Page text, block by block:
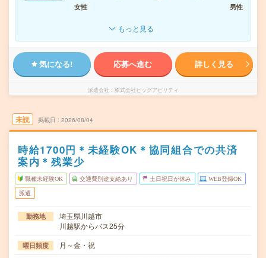
女性
男性
もっと見る
気になる! 応募へ進む 詳しく見る
派遣会社 株式会社ビッグアビリティ
未読 掲載日 2026/08/04
時給1700円＊未経験OK＊協同組合での共済
案内＊残業少
職種未経験OK 交通費別途支給あり 土日祝日が休み WEB登録OK
派遣
勤務地
埼玉県川越市
川越駅からバス25分
曜日頻度 月～金・祝